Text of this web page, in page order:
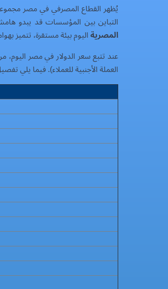
يُظهر القطاع المصرفي في مصر مجموعة
التباين بين المؤسسات قد يبدو
المصريةاليوم بيئة مستقرة، تتميز
عند تتبع سعر الدولار في مصر اليوم،
العملة الأجنبية للعملاء). فيما يلي تفصيل شامل